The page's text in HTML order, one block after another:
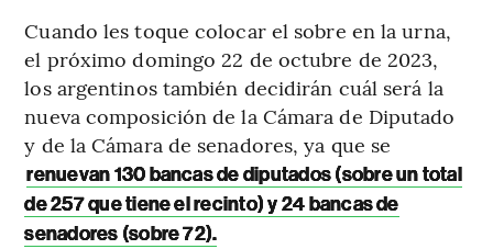
Cuando les toque colocar el sobre en la urna,
el próximo domingo 22 de octubre de 2023,
los argentinos también decidirán cuál será la
nueva composición de la Cámara de Diputado
y de la Cámara de senadores, ya que se
renuevan 130 bancas de diputados (sobre un total
de 257 que tiene el recinto) y 24 bancas de
senadores (sobre 72).